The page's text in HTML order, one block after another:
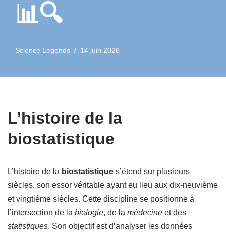
📊🔍
Science Legends 14 juin 2026
L’histoire de la
biostatistique
L’histoire de la biostatistique s’étend sur plusieurs
siècles, son essor véritable ayant eu lieu aux dix-neuvième
et vingtième siècles. Cette discipline se positionne à
l’intersection de la biologie, de la médecine et des
statistiques. Son objectif est d’analyser les données